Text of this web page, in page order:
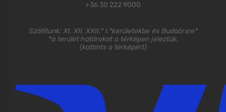
+36 30 222 9000
Szállítunk: XI. XII. XXII.* I.*kerületekbe és Budaörsre*
*a terület határokat a térképen jeleztük.
(kattints a térképért)